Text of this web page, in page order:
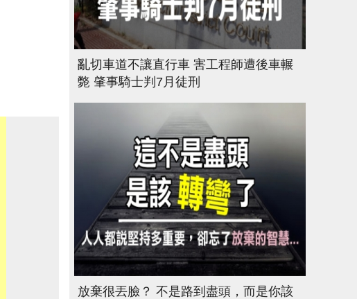
亂切車道不讓直行車 害工程師遭後車輾
斃 肇事騎士判7月徒刑
放棄很丟臉？ 不是路到盡頭，而是你該